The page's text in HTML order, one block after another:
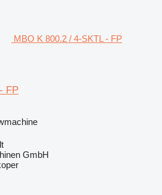
MBO K 800.2 / 4-SKTL - FP
FP
GmbH